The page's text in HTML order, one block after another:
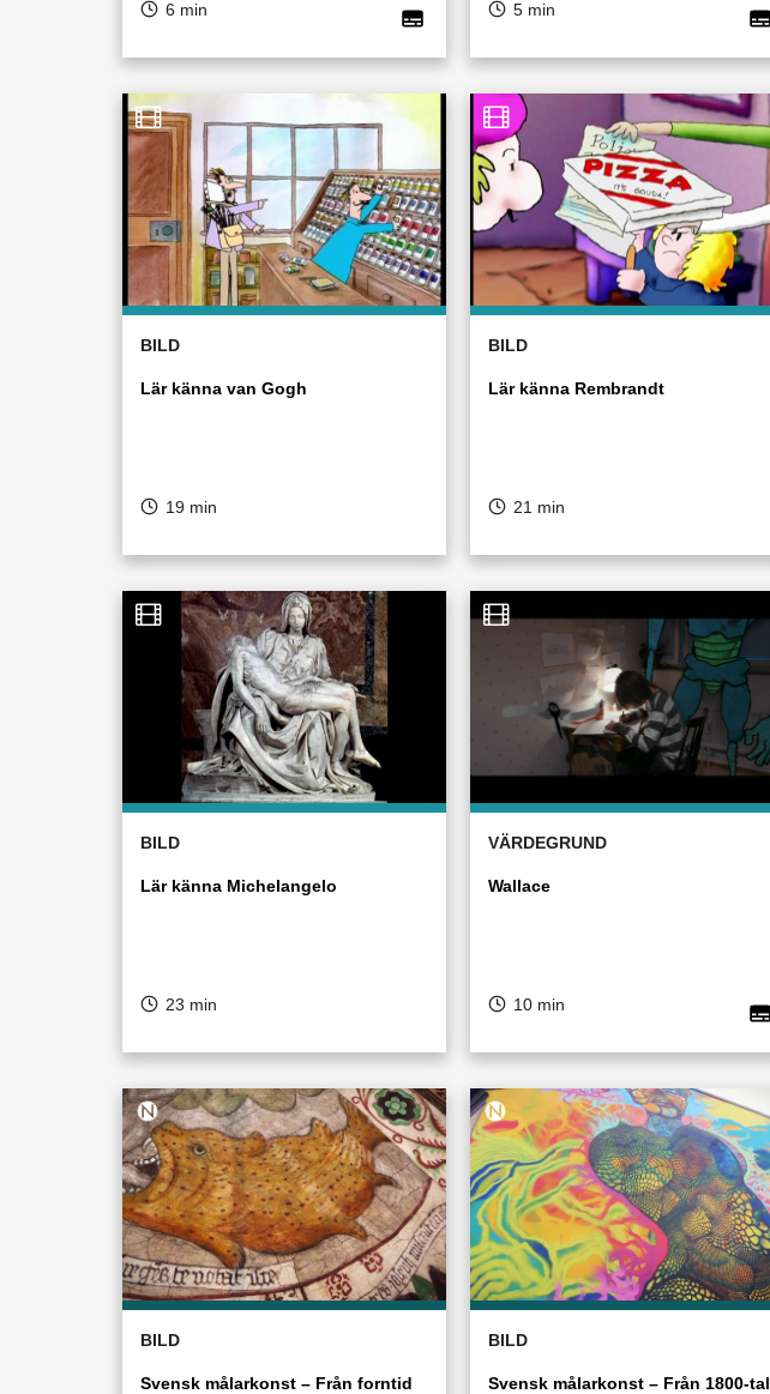
6 min 5 min
BILD
Lär känna van Gogh
19 min
BILD
Lär känna Rembrandt
21 min
BILD
Lär känna Michelangelo
23 min
VÄRDEGRUND
Wallace
10 min
BILD
Svensk målarkonst – Från forntid
BILD
Svensk målarkonst – Från 1800-tal